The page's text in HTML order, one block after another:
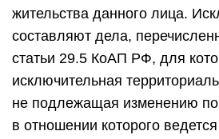
жительства данного лица.
составляют дела,
статьи 29.5 КоАП РФ, для
исключительная
не подлежащая изменению по
в отношении которого